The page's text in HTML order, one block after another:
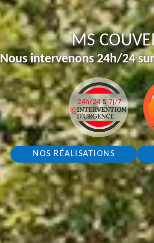
MS
Nous intervenons 24h/24
NOS RÉALISATIONS